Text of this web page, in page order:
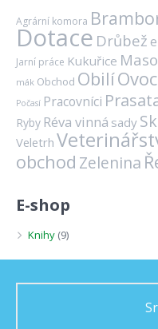
Agrární komora
Dotace Drůbež
Jarní práce Kukuřice Maso
mák Obchod Obilí
Počasí Pracovníci
Ryby Réva vinná sady
Veletrh
obchod Zelenina
E-shop
Knihy (9)